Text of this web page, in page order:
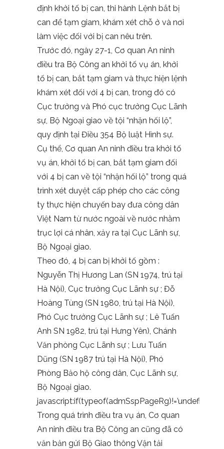
định khởi tố bị can, thi hành Lệnh bắt bị
can để tạm giam, khám xét chỗ ở và nơi
làm việc đối với bị can nêu trên.
Trước đó, ngày 27-1, Cơ quan An ninh
điều tra Bộ Công an khởi tố vụ án, khởi
tố bị can, bắt tạm giam và thực hiện lệnh
khám xét đối với 4 bị can, trong đó có
Cục trưởng và Phó cục trưởng Cục Lãnh
sự, Bộ Ngoại giao về tội “nhận hối lộ”,
quy định tại Điều 354 Bộ luật Hình sự.
Cụ thể, Cơ quan An ninh điều tra khởi tố
vụ án, khởi tố bị can, bắt tạm giam đối
với 4 bị can về tội “nhận hối lộ” trong quá
trình xét duyệt cấp phép cho các công
ty thực hiện chuyến bay đưa công dân
Việt Nam từ nước ngoài về nước nhằm
trục lợi cá nhân, xảy ra tại Cục Lãnh sự,
Bộ Ngoại giao.
Theo đó, 4 bị can bị khởi tố gồm :
Nguyễn Thị Hương Lan (SN 1974, trú tại
Hà Nội), Cục trưởng Cục Lãnh sự ; Đỗ
Hoàng Tùng (SN 1980, trú tại Hà Nội),
Phó Cục trưởng Cục Lãnh sự ; Lê Tuấn
Anh SN 1982, trú tại Hưng Yên), Chánh
Văn phòng Cục Lãnh sự ; Lưu Tuấn
Dũng (SN 1987 trú tại Hà Nội), Phó
Phòng Bảo hộ công dân, Cục Lãnh sự,
Bộ Ngoại giao.
Trong quá trình điều tra vụ án, Cơ quan
An ninh điều tra Bộ Công an cũng đã có
văn bản gửi Bộ Giao thông Vận tải